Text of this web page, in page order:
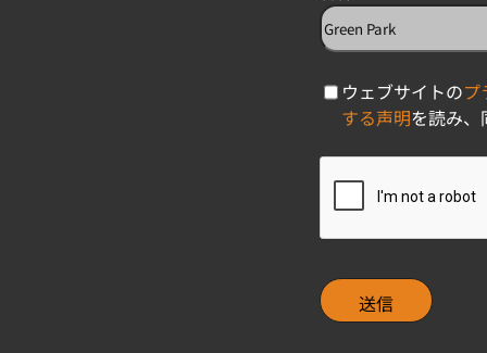
C
o
ウェブサイトのプ
する声明を読み、
T
H
A